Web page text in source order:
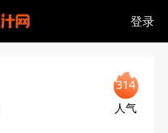
登录
314
人气